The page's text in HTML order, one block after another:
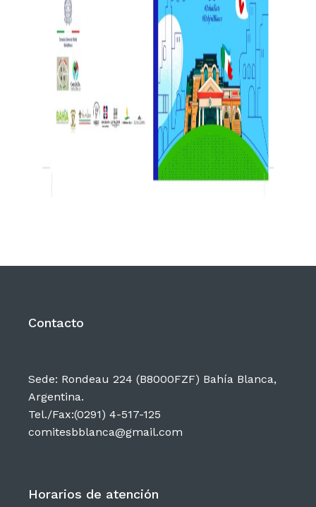
Contacto
Sede: Rondeau 224 (B8000FZF) Bahía Blanca,
Argentina.
Tel./Fax:(0291) 4-517-125
comitesbblanca@gmail.com
Horarios de atención